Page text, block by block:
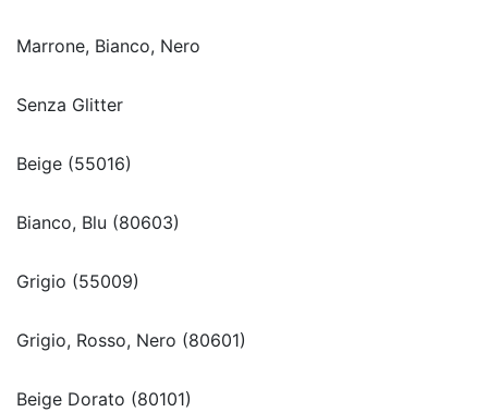
Marrone, Bianco, Nero
Senza Glitter
Beige (55016)
Bianco, Blu (80603)
Grigio (55009)
Grigio, Rosso, Nero (80601)
Beige Dorato (80101)